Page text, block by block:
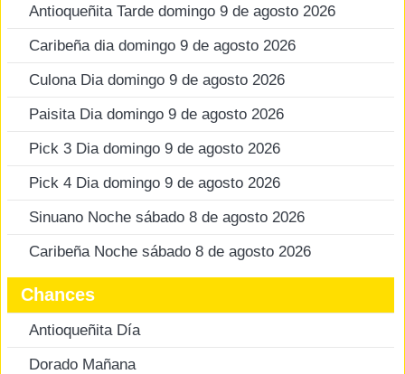
Antioqueñita Tarde domingo 9 de agosto 2026
Caribeña dia domingo 9 de agosto 2026
Culona Dia domingo 9 de agosto 2026
Paisita Dia domingo 9 de agosto 2026
Pick 3 Dia domingo 9 de agosto 2026
Pick 4 Dia domingo 9 de agosto 2026
Sinuano Noche sábado 8 de agosto 2026
Caribeña Noche sábado 8 de agosto 2026
Chances
Antioqueñita Día
Dorado Mañana